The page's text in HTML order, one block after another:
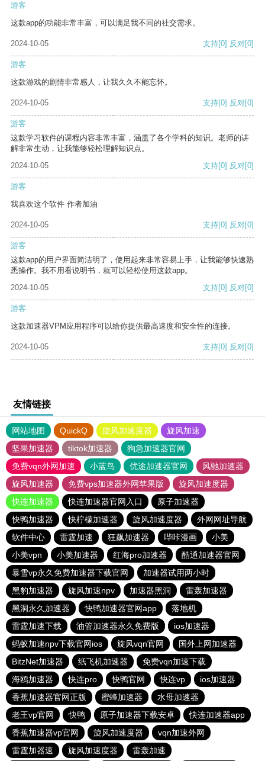
游客
这款app的功能非常丰富，可以满足我不同的社交需求。
2024-10-05 支持[0] 反对[0]
游客
这款游戏的剧情非常感人，让我久久不能忘怀。
2024-10-05 支持[0] 反对[0]
游客
这款学习软件的课程内容非常丰富，涵盖了各个学科的知识。老师的讲
解非常生动，让我能够轻松理解知识点。
2024-10-05
支持[0] 反对[0]
游客
我喜欢这个软件 作者加油
2024-10-05 支持[0] 反对[0]
游客
这款app的用户界面简洁明了，使用起来非常容易上手，让我能够快速熟
悉操作。我不用看说明书，就可以轻松使用这款app。
2024-10-05
支持[0] 反对[0]
游客
这款加速器VPM应用程序可以给你提供最高速度和安全性的连接。
2024-10-05 支持[0] 反对[0]
友情链接
网站地图 QuickQ 旋风加速度器
旋风加速
坚果加速器
tiktok加速器
狗急加速器官网
免费vqn外网加速
小蓝鸟 优途加速器官网
风驰加速器
旋风加速器
免费vps加速器外网苹果版
旋风加速度器
快连加速器
快连加速器官网入口
原子加速器
快鸭加速器
快柠檬加速器 旋风加速度器
外网网址导航
软件中心
雷霆加速 狂飙加速器 哔咔漫画
小美
小美vpn
小美加速器 红海pro加速器
酷通加速器官网
暴雪vp永久免费加速器下载官网
加速器试用两小时
黑豹加速器
旋风加速npv 加速器黑洞
雷轰加速器
黑洞永久加速器
快鸭加速器官网app
落地机
雷霆加速下载
油管加速器永久免费版
ios加速器
蚂蚁加速npv下载官网ios
旋风vqn官网
国外上网加速器
BitzNet加速器
纸飞机加速器
免费vqn加速下载
海鸥加速器
快连pro 快鸭官网 快连vp
ios加速器
香蕉加速器官网正版
蜜蜂加速器
水母加速器
老王vp官网
快鸭 原子加速器下载安卓
快连加速器app
香蕉加速器vp官网
旋风加速度器
vqn加速外网
雷霆加器速
旋风加速度器 雷轰加速